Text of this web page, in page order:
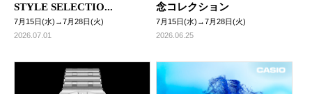
STYLE SELECTIO...
7月15日(水)→7月28日(火)
2026.07.01
念コレクション
7月15日(水)→7月28日(火)
2026.06.25